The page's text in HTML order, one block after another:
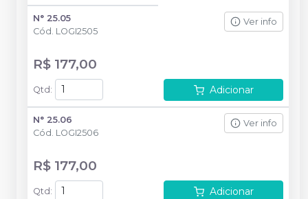
N° 25.05
Cód. LOGI2505
Ver info
R$ 177,00
Qtd : Adicionar
N° 25.06
Cód. LOGI2506
Ver info
R$ 177,00
Qtd : Adicionar